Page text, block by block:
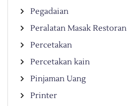
Pegadaian
Peralatan Masak Restoran
Percetakan
Percetakan kain
Pinjaman Uang
Printer